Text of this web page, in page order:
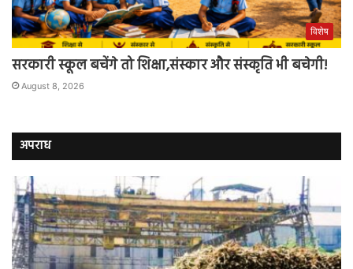
विशेष
सरकारी स्कूल बचेंगे तो शिक्षा,संस्कार और संस्कृति भी बचेगी!
August 8, 2026
अपराध